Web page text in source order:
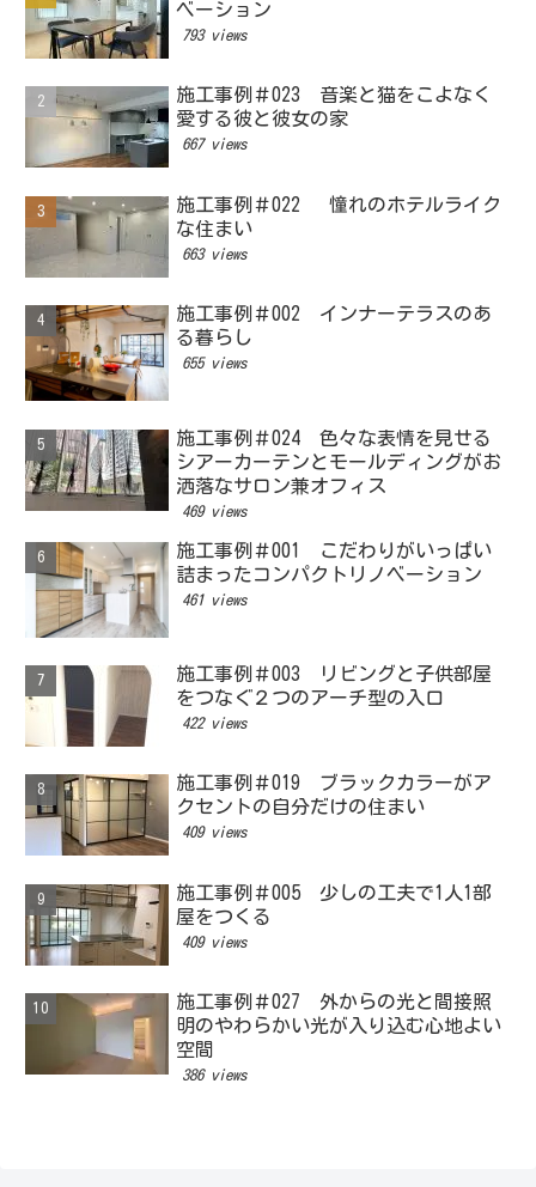
ベーション
793 views
施工事例＃023 音楽と猫をこよなく
愛する彼と彼女の家
667 views
施工事例＃022 憧れのホテルライク
な住まい
663 views
施工事例＃002 インナーテラスのあ
る暮らし
655 views
施工事例＃024 色々な表情を見せる
シアーカーテンとモールディングがお
洒落なサロン兼オフィス
469 views
施工事例＃001 こだわりがいっぱい
詰まったコンパクトリノベーション
461 views
施工事例＃003 リビングと子供部屋
をつなぐ２つのアーチ型の入口
422 views
施工事例＃019 ブラックカラーがア
クセントの自分だけの住まい
409 views
施工事例＃005 少しの工夫で1人1部
屋をつくる
409 views
施工事例＃027 外からの光と間接照
明のやわらかい光が入り込む心地よい
空間
386 views